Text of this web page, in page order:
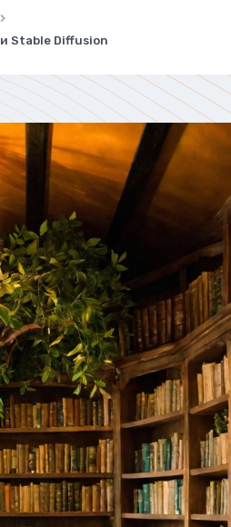
Stable Diffusion